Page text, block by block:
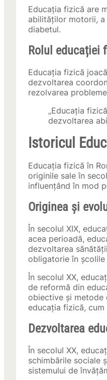
Educația fizică are
abilităților motorii, a
diabetul.
Rolul
Educația fizică
dezvoltarea
rezolvarea
„Educația
dezvoltarea
Istoricul
Educația fizică în
originile sale în
influențând în mod
Originea și
În secolul XIX,
acea perioadă,
dezvoltarea
obligatorie în
În secolul XX,
de reformă din
obiective și metode
educația fizică,
Dezvoltarea
În secolul XX,
schimbările sociale
sistemului de